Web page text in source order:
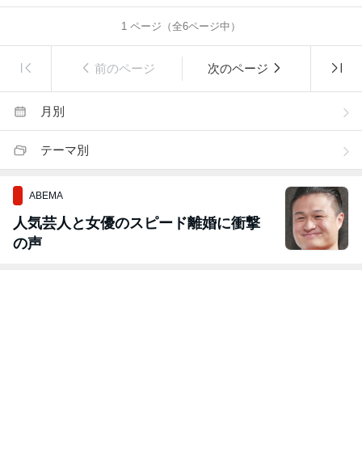
1 ページ（全6ページ中）
前のページ 次のページ
月別
テーマ別
ABEMA
人気芸人と女優のスピード離婚に衝撃
の声